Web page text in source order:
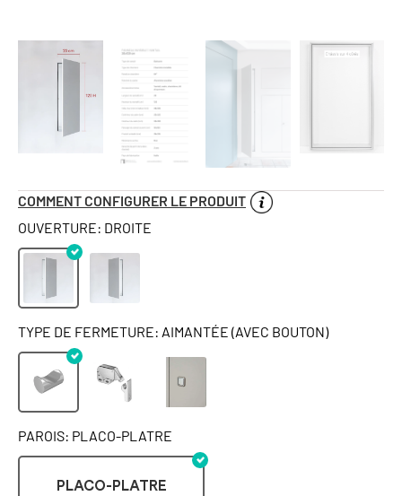
COMMENT CONFIGURER LE PRODUIT
OUVERTURE: DROITE
TYPE DE FERMETURE: AIMANTÉE (AVEC BOUTON)
PAROIS: PLACO-PLATRE
PLACO-PLATRE